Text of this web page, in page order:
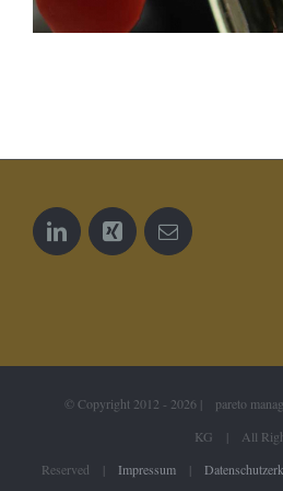
© Copyright 2012 - 2026 | pareto
KG | All
Reserved | Impressum|